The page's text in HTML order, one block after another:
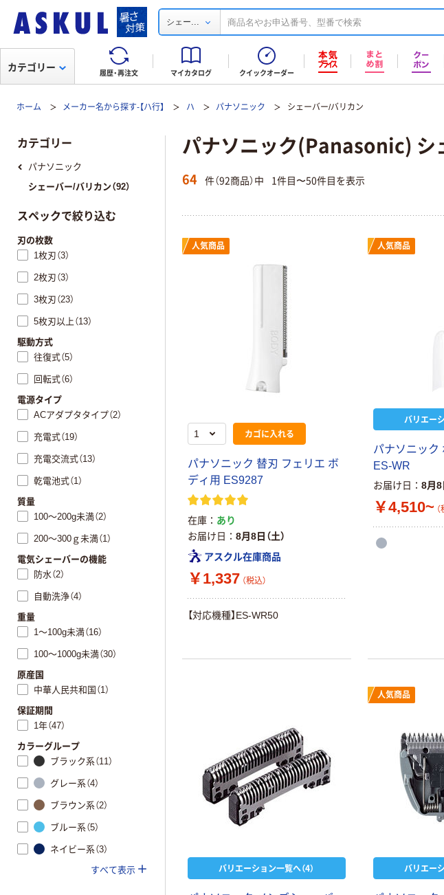
シェー...
履歴・再注文 マイカタログ クイックオーダー
カテゴリー
ホーム メーカー名から探す-【ハ行】 ハ パナソニック シェーバー/バリカン
パナソニック(Panasonic) シ
64 件（92商品）中 1件目〜50件目を表示
人気商品
カゴに入れる
パナソニック 替刃 フェリエ ボ
ディ用 ES9287
在庫
あり
お届け日
8月8日（土）
アスクル在庫商品
￥1,337 （税込）
【対応機種】ES-WR50
人気商品
バリエー
パナソニック
ES-WR
お届け日 8月8
￥4,510~
バリエーション一覧へ（4）
人気商品
バリエー
カテゴリー
パナソニック
シェーバー/バリカン（92）
スペックで絞り込む
刃の枚数
1枚刃（3）
2枚刃（3）
3枚刃（23）
5枚刃以上（13）
駆動方式
往復式（5）
回転式（6）
電源タイプ
ACアダプタタイプ（2）
充電式（19）
充電交流式（13）
乾電池式（1）
質量
100～200g未満（2）
200～300ｇ未満（1）
電気シェーバーの機能
防水（2）
自動洗浄（4）
重量
1～100g未満（16）
100～1000g未満（30）
原産国
中華人民共和国（1）
保証期間
1年（47）
カラーグループ
ブラック系（11）
グレー系（4）
ブラウン系（2）
ブルー系（5）
ネイビー系（3）
すべて表示